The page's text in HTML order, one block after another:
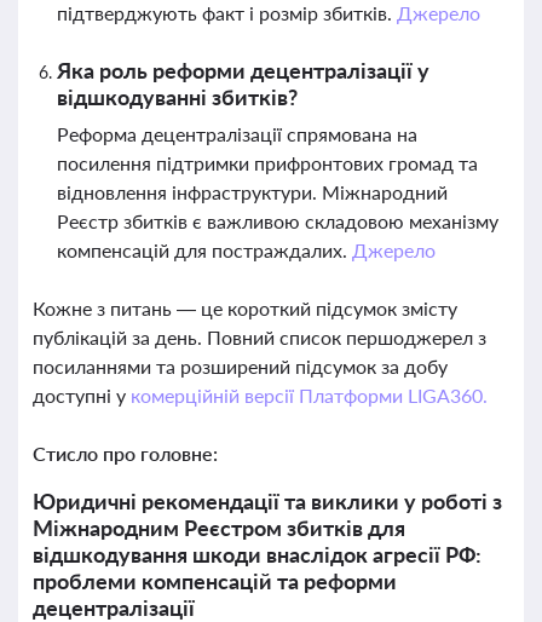
підтверджують факт і розмір збитків. Джерело
Яка роль реформи децентралізації у
відшкодуванні збитків?
Реформа децентралізації спрямована на
посилення підтримки прифронтових громад та
відновлення інфраструктури. Міжнародний
Реєстр збитків є важливою складовою механізму
компенсацій для постраждалих. Джерело
Кожне з питань — це короткий підсумок змісту
публікацій за день. Повний список першоджерел з
посиланнями та розширений підсумок за добу
доступні у комерційній версії Платформи LIGA360.
Стисло про головне:
Юридичні рекомендації та виклики у роботі з
Міжнародним Реєстром збитків для
відшкодування шкоди внаслідок агресії РФ:
проблеми компенсацій та реформи
децентралізації